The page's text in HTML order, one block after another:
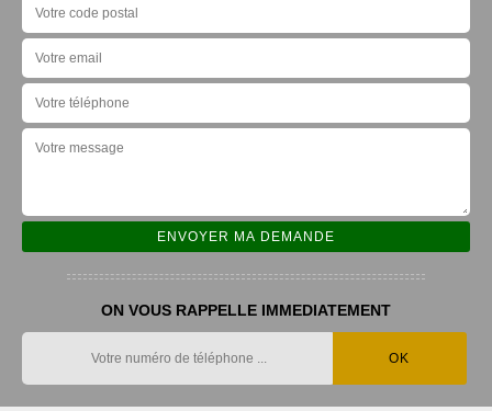
ON VOUS RAPPELLE IMMEDIATEMENT